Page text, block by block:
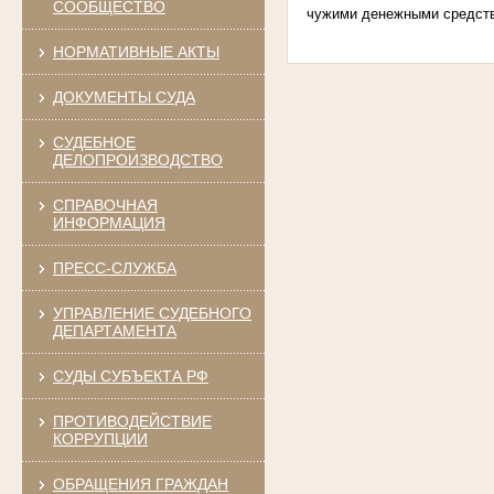
СООБЩЕСТВО
НОРМАТИВНЫЕ АКТЫ
ДОКУМЕНТЫ СУДА
СУДЕБНОЕ
ДЕЛОПРОИЗВОДСТВО
СПРАВОЧНАЯ
ИНФОРМАЦИЯ
ПРЕСС-СЛУЖБА
УПРАВЛЕНИЕ СУДЕБНОГО
ДЕПАРТАМЕНТА
СУДЫ СУБЪЕКТА РФ
ПРОТИВОДЕЙСТВИЕ
КОРРУПЦИИ
ОБРАЩЕНИЯ ГРАЖДАН
чужими денежными